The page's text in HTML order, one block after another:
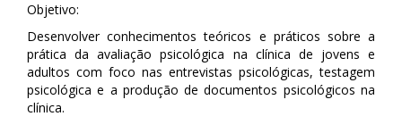
Objetivo:
Desenvolver conhecimentos teóricos e práticos sobre a
prática da avaliação psicológica na clínica de jovens e
adultos com foco nas entrevistas psicológicas, testagem
psicológica e a produção de documentos psicológicos na
clínica.